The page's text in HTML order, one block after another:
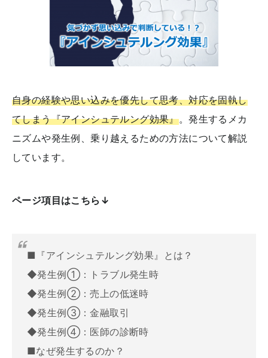
自身の経験や思い込みを優先して思考、対応を固執し
てしまう『アインシュテルング効果』。発生するメカ
ニズムや発生例、乗り越えるための方法について解説
しています。
ページ項目はこちら↓
■『アインシュテルング効果』とは？
◆発生例①：トラブル発生時
◆発生例②：売上の低迷時
◆発生例③：金融取引
◆発生例④：医師の診断時
■なぜ発生するのか？